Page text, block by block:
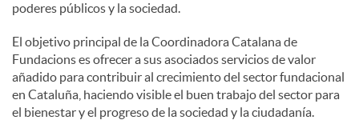
poderes públicos y la sociedad.
El objetivo principal de la Coordinadora Catalana de
Fundacions es ofrecer a sus asociados servicios de valor
añadido para contribuir al crecimiento del sector fundacional
en Cataluña, haciendo visible el buen trabajo del sector para
el bienestar y el progreso de la sociedad y la ciudadanía.